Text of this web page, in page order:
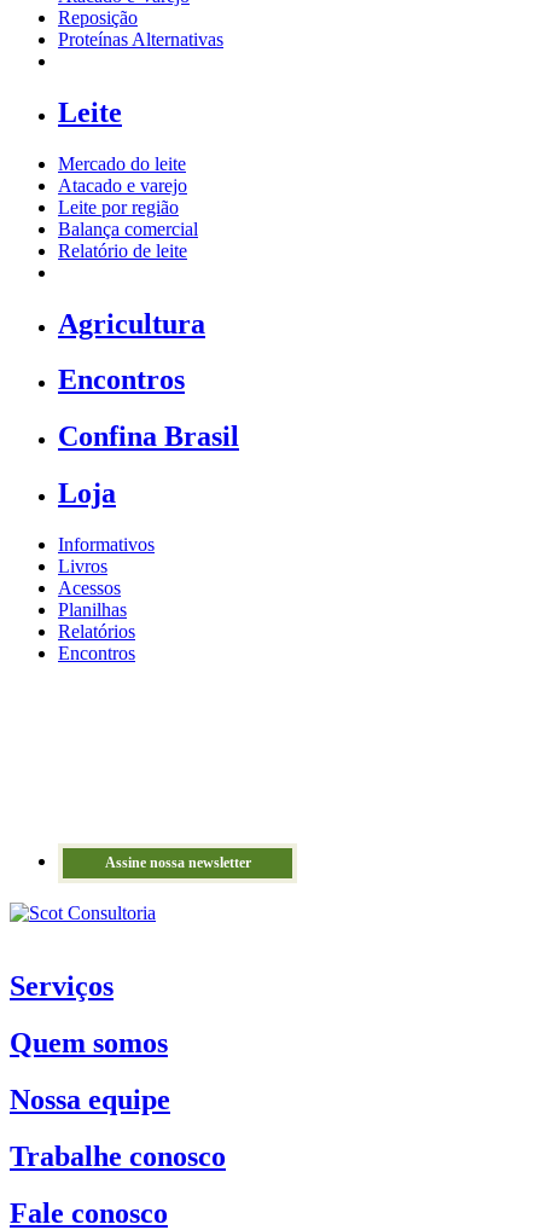
Reposição
Proteínas Alternativas
Leite
Mercado do leite
Atacado e varejo
Leite por região
Balança comercial
Relatório de leite
Agricultura
Encontros
Confina Brasil
Loja
Informativos
Livros
Acessos
Planilhas
Relatórios
Encontros
Assine nossa newsletter
Serviços
Quem somos
Nossa equipe
Trabalhe conosco
Fale conosco